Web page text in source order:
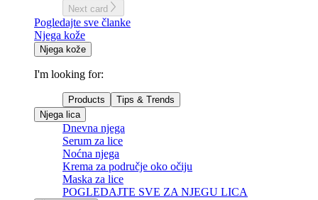
Next card
Pogledajte sve članke
Njega kože
Njega kože
I'm looking for:
Products
Tips & Trends
Njega lica
Dnevna njega
Serum za lice
Noćna njega
Krema za područje oko očiju
Maska za lice
POGLEDAJTE SVE ZA NJEGU LICA